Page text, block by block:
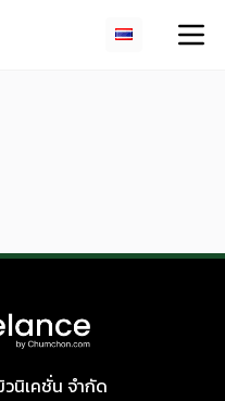
นิเคชั่น จำกัด